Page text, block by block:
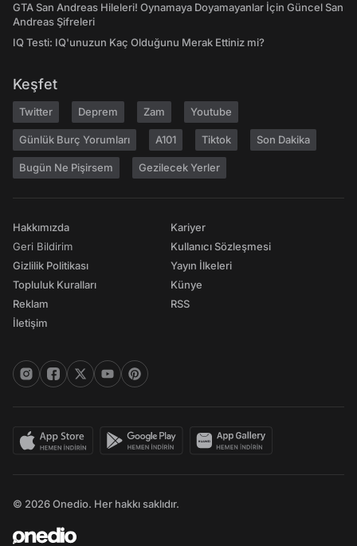
GTA San Andreas Hileleri! Oynamaya Doyamayanlar İçin Güncel San
Andreas Şifreleri
IQ Testi: IQ'unuzun Kaç Olduğunu Merak Ettiniz mi?
Keşfet
Twitter Deprem Zam Youtube
Günlük Burç Yorumları A101 Tiktok Son Dakika
Bugün Ne Pişirsem Gezilecek Yerler
Hakkımızda
Geri Bildirim
Gizlilik Politikası
Topluluk Kuralları
Reklam
İletişim
Kariyer
Kullanıcı Sözleşmesi
Yayın İlkeleri
Künye
RSS
© 2026 Onedio. Her hakkı saklıdır.